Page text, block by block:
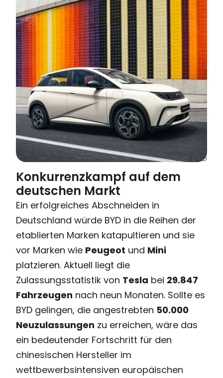
Bild: BYD
Konkurrenzkampf auf dem
deutschen Markt
Ein erfolgreiches Abschneiden in
Deutschland würde BYD in die Reihen der
etablierten Marken katapultieren und sie
vor Marken wie Peugeot und Mini
platzieren. Aktuell liegt die
Zulassungsstatistik von Tesla bei 29.847
Fahrzeugen nach neun Monaten. Sollte es
BYD gelingen, die angestrebten 50.000
Neuzulassungen zu erreichen, wäre das
ein bedeutender Fortschritt für den
chinesischen Hersteller im
wettbewerbsintensiven europäischen